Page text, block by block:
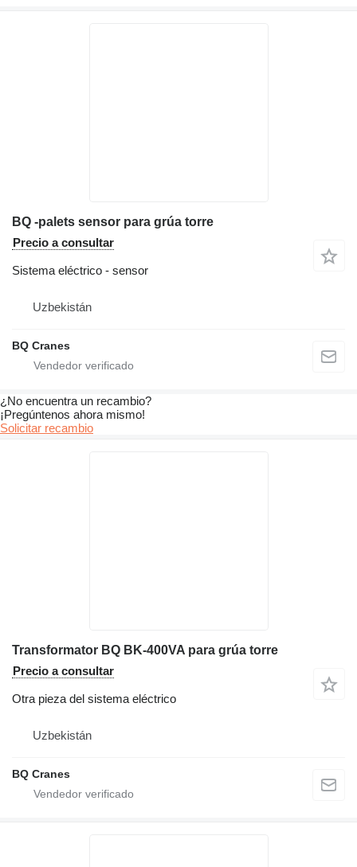
BQ -palets sensor para grúa torre
Precio a consultar
Sistema eléctrico - sensor
Uzbekistán
BQ Cranes
¿No encuentra un recambio?
¡Pregúntenos ahora mismo!
Solicitar recambio
Transformator BQ BK-400VA para grúa torre
Precio a consultar
Otra pieza del sistema eléctrico
Uzbekistán
BQ Cranes